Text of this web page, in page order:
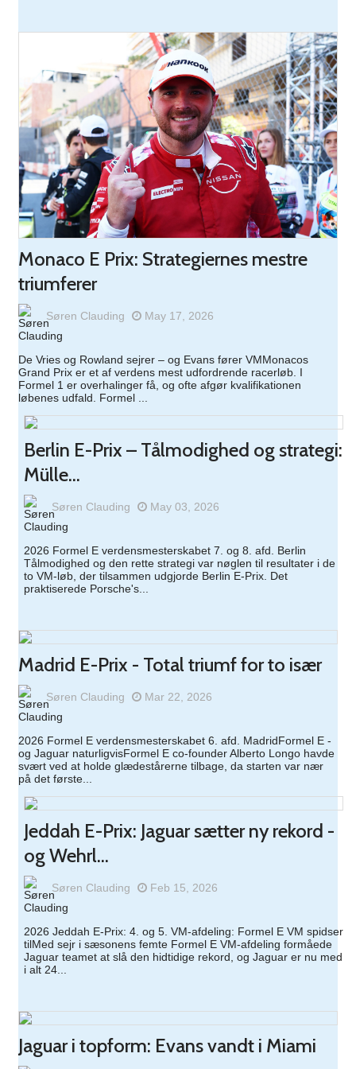
Monaco E Prix: Strategiernes mestre
triumferer
Søren Clauding May 17, 2026
De Vries og Rowland sejrer – og Evans fører VMMonacos
Grand Prix er et af verdens mest udfordrende racerløb. I
Formel 1 er overhalinger få, og ofte afgør kvalifikationen
løbenes udfald. Formel ...
Berlin E-Prix – Tålmodighed og strategi:
Mülle...
Søren Clauding May 03, 2026
2026 Formel E verdensmesterskabet 7. og 8. afd. Berlin​
Tålmodighed og den rette strategi var nøglen til resultater i de
to VM-løb, der tilsammen udgjorde Berlin E-Prix. Det
praktiserede Porsche's...
Madrid E-Prix - Total triumf for to især
Søren Clauding Mar 22, 2026
2026 Formel E verdensmesterskabet 6. afd. MadridFormel E -
og Jaguar naturligvisFormel E co-founder Alberto Longo havde
svært ved at holde glædestårerne tilbage, da starten var nær
på det første...
Jeddah E-Prix: Jaguar sætter ny rekord -
og Wehrl...
Søren Clauding Feb 15, 2026
2026 Jeddah E-Prix: 4. og 5. VM-afdeling: Formel E VM spidser
tilMed sejr i sæsonens femte Formel E VM-afdeling formåede
Jaguar teamet at slå den hidtidige rekord, og Jaguar er nu med
i alt 24...
Jaguar i topform: Evans vandt i Miami